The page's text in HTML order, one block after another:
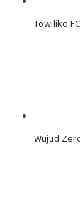
Towiliko
Wujud